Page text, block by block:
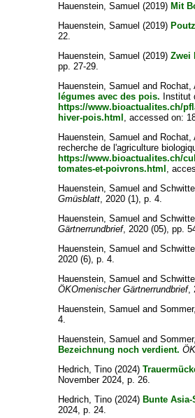
Hauenstein, Samuel (2019) Mit
Hauenstein, Samuel (2019)
22.
Hauenstein, Samuel (2019)Zwei
pp. 27-29.
Hauenstein, Samuel and Rochat,
légumes avec des pois. Institut
https://www.bioactualites.ch/
hiver-pois.html , accessed on:
Hauenstein, Samuel and Rochat,
recherche de l'agriculture
https://www.bioactualites.ch/
tomates-et-poivrons.html ,
Hauenstein, Samuel and
Gmüsblatt, 2020 (1), p. 4.
Hauenstein, Samuel and
Gärtnerrundbrief, 2020 (05), pp.
Hauenstein, Samuel and
2020 (6), p. 4.
Hauenstein, Samuel and
ÖKOmenischer Gärtnerrundbrief,
Hauenstein, Samuel and
4.
Hauenstein, Samuel and
Bezeichnung noch verdient.
Hedrich, Tino (2024)
November 2024, p. 26.
Hedrich, Tino (2024) Bunte
2024, p. 24.